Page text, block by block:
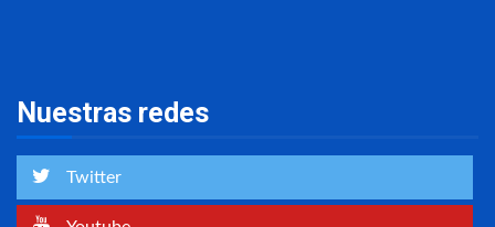
Nuestras redes
Twitter